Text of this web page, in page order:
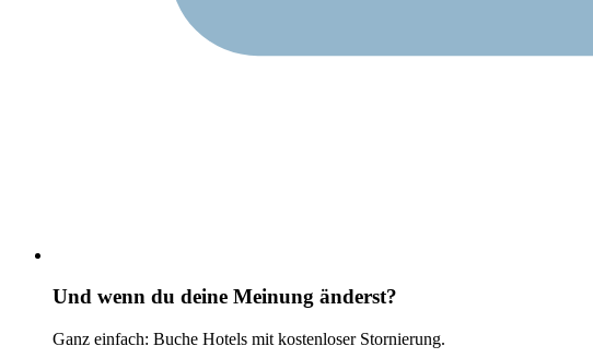
Und wenn du deine Meinung änderst?
Ganz einfach: Buche Hotels mit kostenloser Stornierung.